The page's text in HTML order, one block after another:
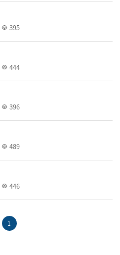
395
444
396
489
446
1